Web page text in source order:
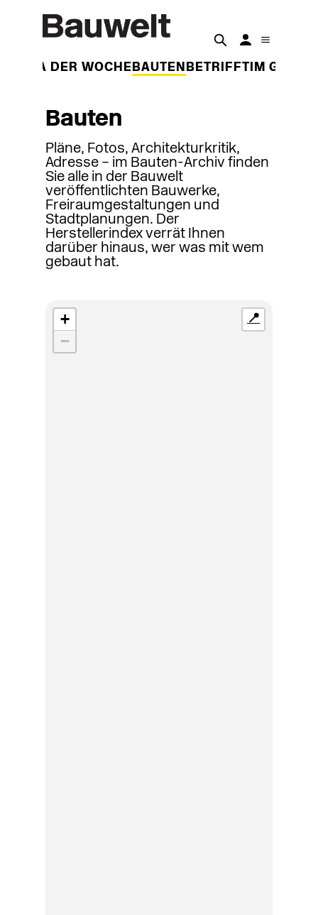
THEMA DER WOCHE BAUTEN BETRIFFT IM
Bauten
Pläne, Fotos, Architekturkritik,
Adresse – im Bauten-Archiv finden
Sie alle in der Bauwelt
veröffentlichten Bauwerke,
Freiraumgestaltungen und
Stadtplanungen. Der
Herstellerindex verrät Ihnen
darüber hinaus, wer was mit wem
gebaut hat.
+
−
📍